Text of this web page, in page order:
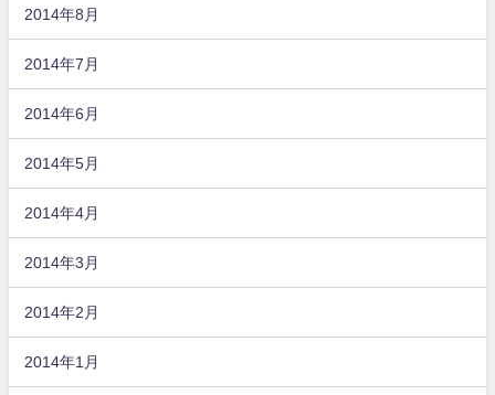
2014年8月
2014年7月
2014年6月
2014年5月
2014年4月
2014年3月
2014年2月
2014年1月